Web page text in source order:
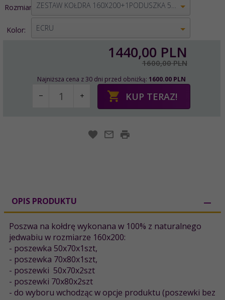
Rozmiar: ZESTAW KOŁDRA 160X200+1PODUSZKA 50X70
Kolor: ECRU
1440,00 PLN
1600,00 PLN
Najniższa cena z 30 dni przed obniżką: 1600.00 PLN
KUP TERAZ!
OPIS PRODUKTU
Poszwa na kołdrę wykonana w 100% z naturalnego
jedwabiu w rozmiarze 160x200:
- poszewka 50x70x1szt,
- poszewka 70x80x1szt,
- poszewki 50x70x2szt
- poszewki 70x80x2szt
- do wyboru wchodząc w opcje produktu (poszewki bez